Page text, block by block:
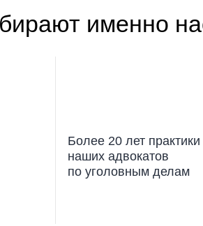
именно
Более 20 лет практики
наших адвокатов
по уголовным делам